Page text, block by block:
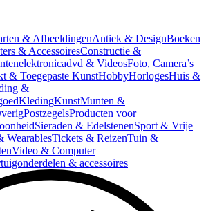
& AfbeeldingenAntiek & DesignBoeken
& AccessoiresConstructie &
dvd & VideosFoto, Camera’s
& Toegepaste KunstHobbyHorlogesHuis &
&
KledingKunstMunten &
PostzegelsProducten voor
Sieraden & EdelstenenSport & Vrije
WearablesTickets & ReizenTuin &
Video & Computer
& accessoires